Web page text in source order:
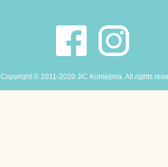
Copyright © 2011-2020 JiC Kumejima. All rights